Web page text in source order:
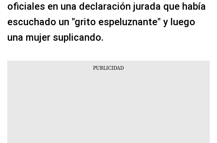
oficiales en una declaración jurada que había
escuchado un "grito espeluznante" y luego
una mujer suplicando.